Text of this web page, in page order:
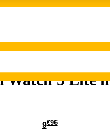
349€96
5 Lite